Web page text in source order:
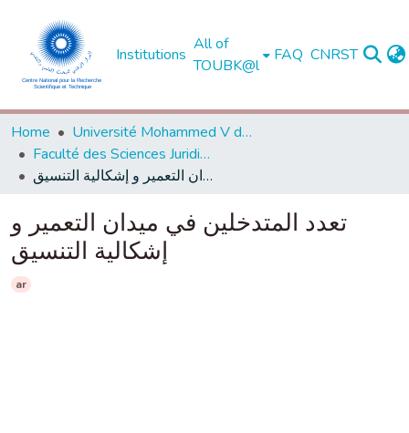
Institutions
All of
TOUBK@l
FAQ CNRST
Home
Université Mohammed V de Rabat
Faculté des Sciences Juridiques, Economiques et Sociales - Agdal - Rabat
تعدد المتدخلين في ميدان التعمير و إشكالية التنسيق
تعدد المتدخلين في ميدان التعمير و
إشكالية التنسيق
ar